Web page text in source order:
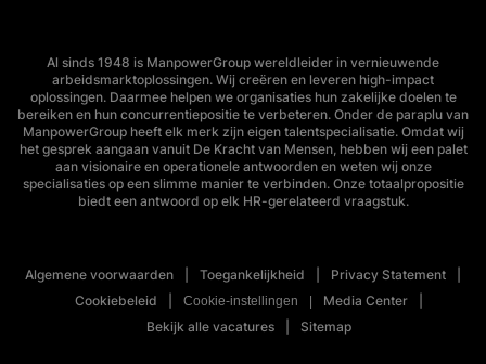
Al sinds 1948 is ManpowerGroup wereldleider in vernieuwende
arbeidsmarktoplossingen. Wij creëren en leveren high-impact
oplossingen. Daarmee helpen we organisaties hun zakelijke doelen te
bereiken en hun concurrentiepositie te verbeteren. Onder de paraplu van
ManpowerGroup heeft elk merk zijn eigen talentspecialisatie. Omdat wij
het gesprek aangaan vanuit De Kracht van Mensen, hebben wij een palet
aan visionaire en operationele antwoorden en weten wij onze
specialisaties op een slimme manier te verbinden. Onze totaalpropositie
biedt een antwoord op elk HR-gerelateerd vraagstuk.
Algemene voorwaarden Toegankelijkheid
Privacy Statement
Cookiebeleid
Cookie-instellingen
Media Center
Bekijk alle vacatures
Sitemap